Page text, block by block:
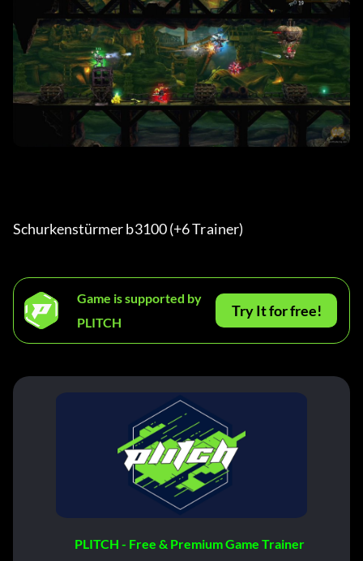
Schurkenstürmer b3100 (+6 Trainer)
Game is supported by
PLITCH
Try It for free!
PLITCH - Free & Premium Game Trainer